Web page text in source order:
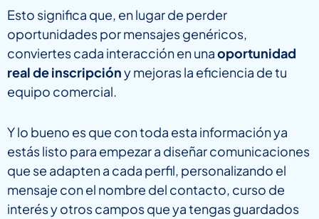
Esto significa que, en lugar de perder
oportunidades por mensajes genéricos,
conviertes cada interacción en unaoportunidad
real de inscripcióny mejoras la eficiencia de tu
equipo comercial.
Y lo bueno es que con toda esta información ya
estás listo para empezar a diseñar comunicaciones
que se adapten a cada perfil, personalizando el
mensaje con el nombre del contacto, curso de
interés y otros campos que ya tengas guardados